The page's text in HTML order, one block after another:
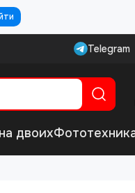
Telegram
двоих